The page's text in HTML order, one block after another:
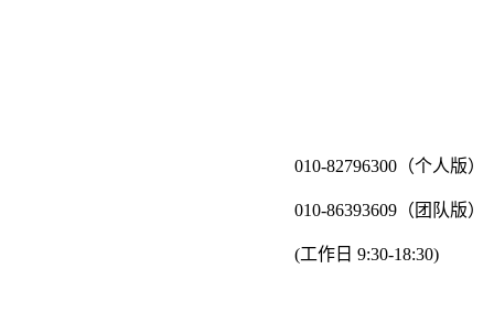
010-82796300（个人版）
010-86393609（团队版）
(工作日 9:30-18:30)